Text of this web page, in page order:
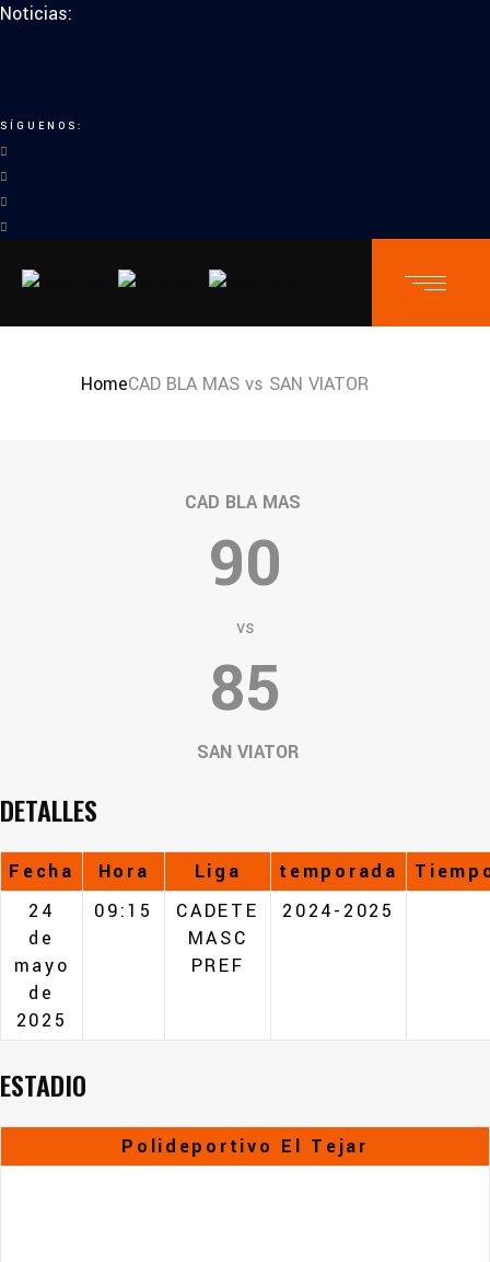
Noticias:
SÍGUENOS:
HomeCAD BLA MAS vs SAN VIATOR
CAD BLA MAS
90
vs
85
SAN VIATOR
DETALLES
Fecha Hora Liga temporada
24
de
mayo
de
2025
09:15
CADETE
MASC
PREF
2024-2025
ESTADIO
Polideportivo El Tejar